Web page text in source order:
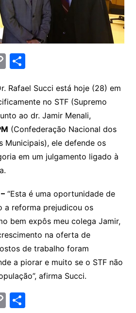
C
p
y
Li
n
k
S
ar
e
Rafael Succi está hoje (28) em
no STF (Supremo
ao dr. Jamir Menali,
(Confederação Nacional dos
Municipais), ele defende os
em um julgamento ligado à
“Esta é uma oportunidade de
a reforma prejudicou os
bem expôs meu colega Jamir,
na oferta de
de trabalho foram
a piorar e muito se o STF não
afirma Succi.
C S